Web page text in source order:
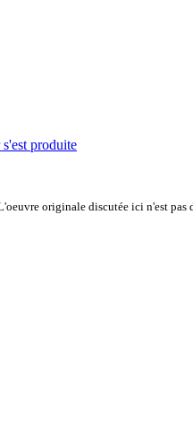
produite
originale discutée ici n'est pas